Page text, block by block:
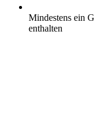
Mindestens ein
enthalten